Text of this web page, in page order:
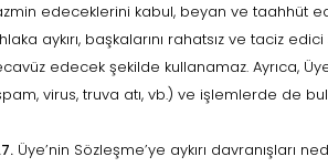
edeceklerini kabul, beyan ve taahhüt
aykırı, başkalarını rahatsız ve taciz
edecek şekilde kullanamaz. Ayrıca,
virus, truva atı, vb.) ve işlemlerde de
Üye’nin Sözleşme’ye aykırı